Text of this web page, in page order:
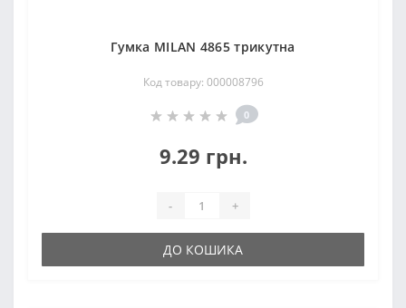
Гумка MILAN 4865 трикутна
Код товару: 000008796
0
9.29 грн.
- +
ДО КОШИКА